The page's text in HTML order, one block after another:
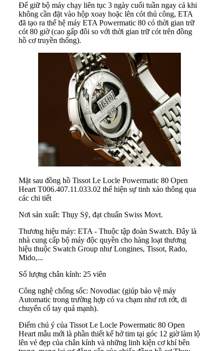
Để giữ bộ máy chạy liên tục 3 ngày cuối tuần ngay cả khi
không cần đặt vào hộp xoay hoặc lên cót thủ công, ETA
đã tạo ra thế hệ máy ETA Powermatic 80 có thời gian trữ
cót 80 giờ (cao gấp đôi so với thời gian trữ cót trên đồng
hồ cơ truyền thống).
Mặt sau đồng hồ Tissot Le Locle Powermatic 80 Open
Heart T006.407.11.033.02 thể hiện sự tinh xảo thông qua
các chi tiết
Nơi sản xuất: Thụy Sỹ, đạt chuẩn Swiss Movt.
Thương hiệu máy: ETA - Thuộc tập đoàn Swatch. Đây là
nhà cung cấp bộ máy độc quyền cho hàng loạt thương
hiệu thuộc Swatch Group như Longines, Tissot, Rado,
Mido,...
Số lượng chân kính: 25 viên
Công nghệ chống sốc: Novodiac (giúp bảo vệ máy
Automatic trong trường hợp có va chạm như rơi rớt, di
chuyển cổ tay quá mạnh).
Điểm chú ý của Tissot Le Locle Powermatic 80 Open
Heart mẫu mới là phần thiết kế hở tim tại góc 12 giờ làm lộ
lên vẻ đẹp của chân kính và những linh kiện cơ khí bên